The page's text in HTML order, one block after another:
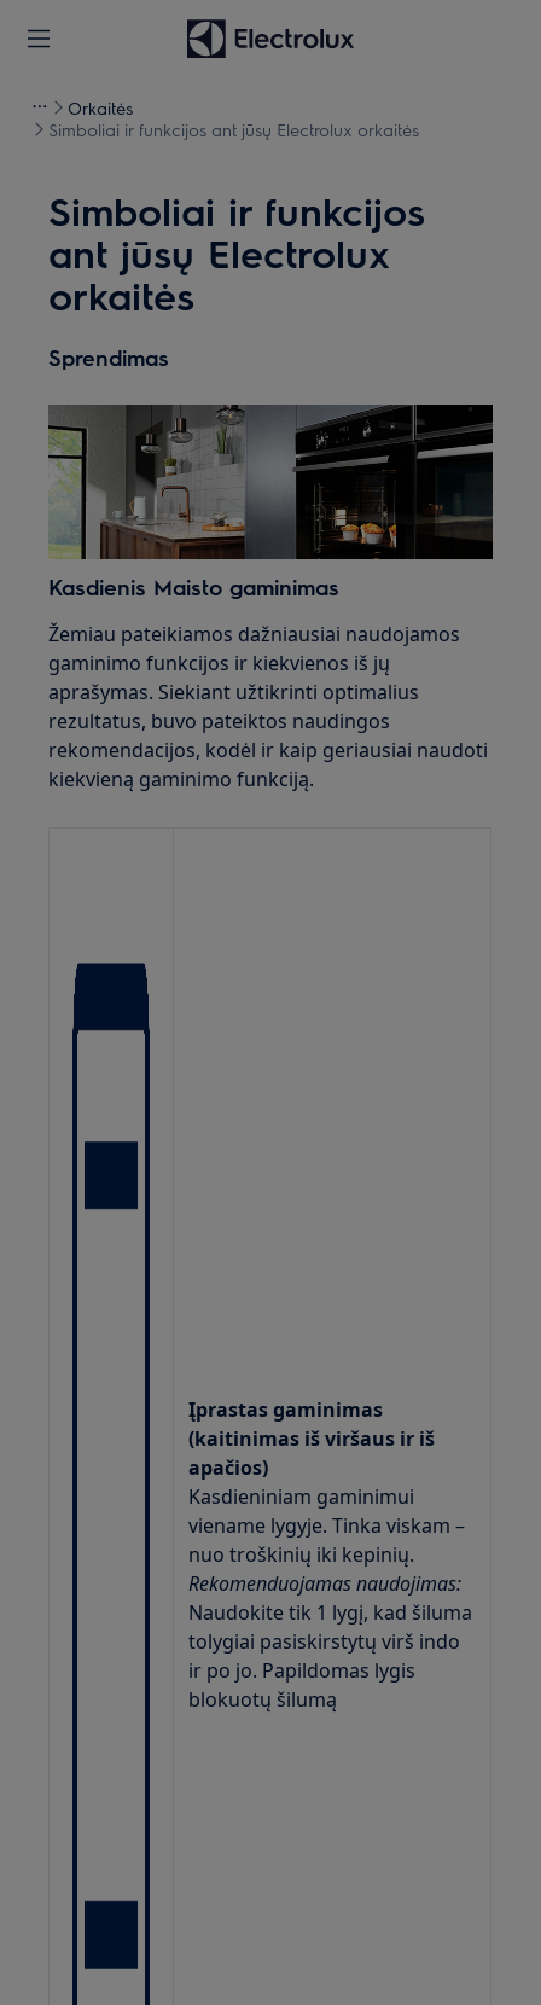
Orkaitės
Simboliai ir funkcijos ant jūsų Electrolux orkaitės
Simboliai ir funkcijos
ant jūsų Electrolux
orkaitės
Sprendimas
Kasdienis Maisto gaminimas
Žemiau pateikiamos dažniausiai naudojamos
gaminimo funkcijos ir kiekvienos iš jų
aprašymas. Siekiant užtikrinti optimalius
rezultatus, buvo pateiktos naudingos
rekomendacijos, kodėl ir kaip geriausiai naudoti
kiekvieną gaminimo funkciją.
Įprastas gaminimas
(kaitinimas iš viršaus ir iš
apačios)
Kasdieniniam gaminimui
viename lygyje. Tinka viskam –
nuo troškinių iki kepinių.
Rekomenduojamas naudojimas:
Naudokite tik 1 lygį, kad šiluma
tolygiai pasiskirstytų virš indo
ir po jo. Papildomas lygis
blokuotų šilumą